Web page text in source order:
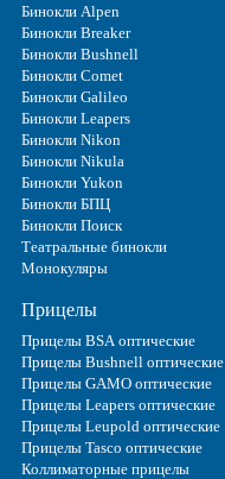
Бинокли Alpen
Бинокли Breaker
Бинокли Bushnell
Бинокли Comet
Бинокли Galileo
Бинокли Leapers
Бинокли Nikon
Бинокли Nikula
Бинокли Yukon
Бинокли БПЦ
Бинокли Поиск
Театральные бинокли
Монокуляры
Прицелы
Прицелы BSA оптические
Прицелы Bushnell оптические
Прицелы GAMO оптические
Прицелы Leapers оптические
Прицелы Leupold оптические
Прицелы Tasco оптические
Коллиматорные прицелы